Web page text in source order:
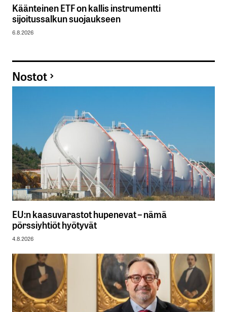
Käänteinen ETF on kallis instrumentti
sijoitussalkun suojaukseen
6.8.2026
Nostot
EU:n kaasuvarastot hupenevat – nämä
pörssiyhtiöt hyötyvät
4.8.2026